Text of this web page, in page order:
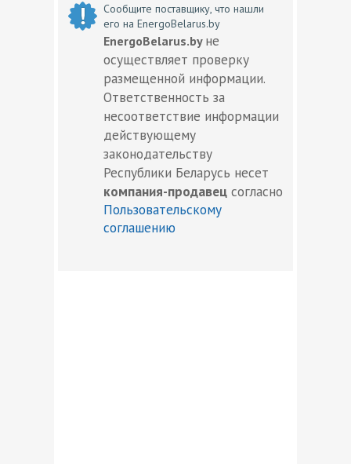
Сообщите поставщику, что нашли
его на EnergoBelarus.by
EnergoBelarus.by не
осуществляет проверку
размещенной информации.
Ответственность за
несоответствие информации
действующему
законодательству
Республики Беларусь несет
компания-продавец согласно
Пользовательскому
соглашению